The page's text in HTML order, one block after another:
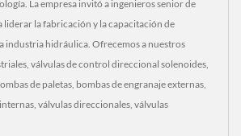
La empresa invitó a ingenieros senior de
liderar la fabricación y la capacitación de
industria hidráulica. Ofrecemos a nuestros
válvulas de control direccional solenoides,
de paletas, bombas de engranaje externas,
válvulas direccionales, válvulas